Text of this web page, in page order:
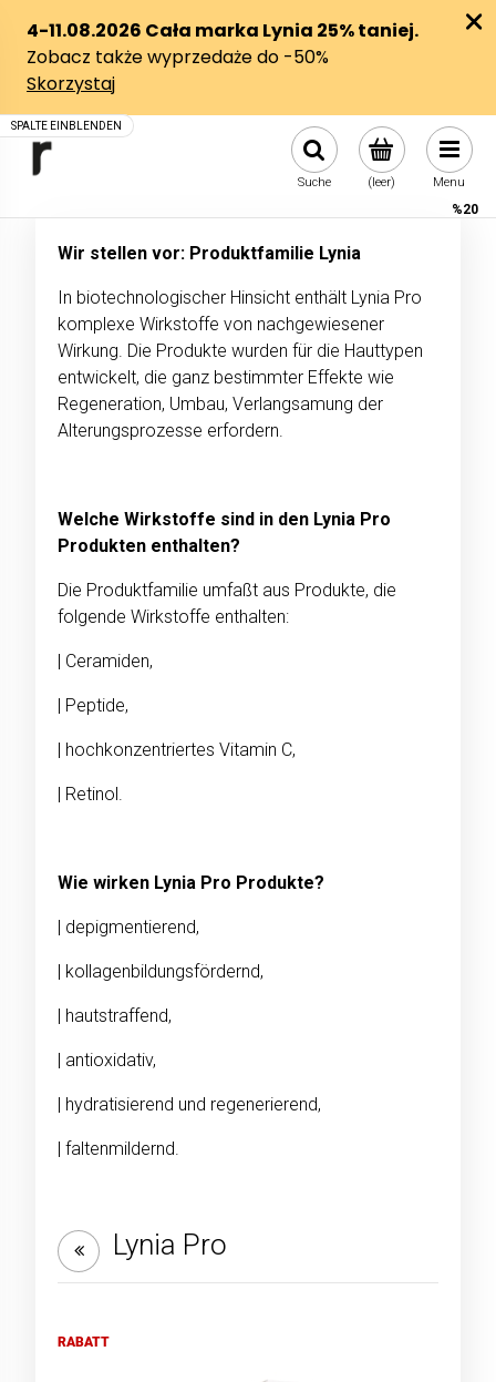
(leer)
Suche Menu
%20
Wir stellen vor: Produktfamilie Lynia
In biotechnologischer Hinsicht enthält Lynia Pro
komplexe Wirkstoffe von nachgewiesener
Wirkung. Die Produkte wurden für die Hauttypen
entwickelt, die ganz bestimmter Effekte wie
Regeneration, Umbau, Verlangsamung der
Alterungsprozesse erfordern.
Welche Wirkstoffe sind in den Lynia Pro
Produkten enthalten?
Die Produktfamilie umfaßt aus Produkte, die
folgende Wirkstoffe enthalten:
| Ceramiden,
| Peptide,
| hochkonzentriertes Vitamin C,
| Retinol.
Wie wirken Lynia Pro Produkte?
| depigmentierend,
| kollagenbildungsfördernd,
| hautstraffend,
| antioxidativ,
| hydratisierend und regenerierend,
| faltenmildernd.
Lynia Pro
RABATT